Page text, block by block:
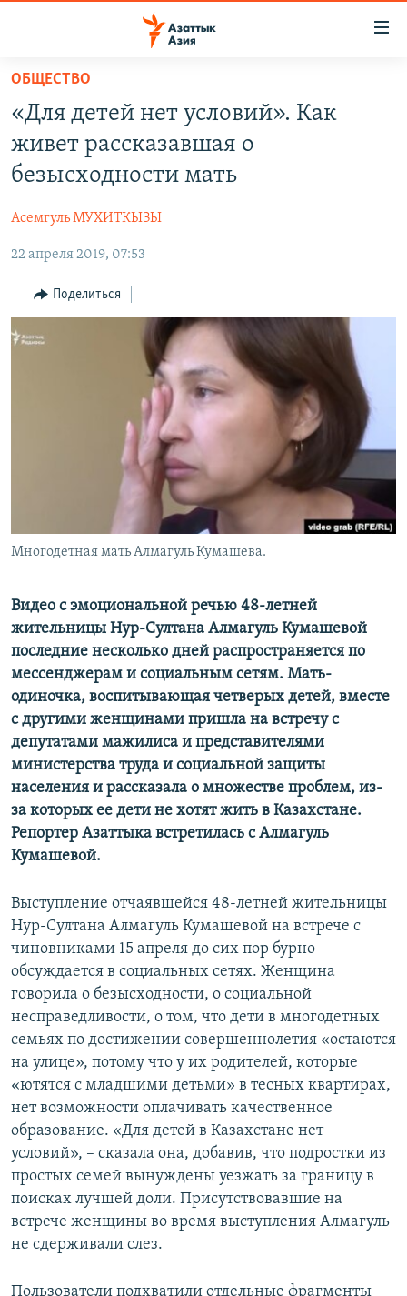
Вернуться
основному
содержанию
Вернутся
главной
навигации
Вернутся
поиску
ТАДЖИКИСТАН
НОВОСТИ
ВОЙНА В УКРАИНЕ
ҚАЗАҚША
КЫРГЫЗЧА
ЎЗБЕКЧА
Все сайты РСЕ/РС
ОБЩЕСТВО
«Для детей нет условий». Как
живет рассказавшая о
безысходности мать
Асемгуль МУХИТКЫЗЫ
22 апреля 2019, 07:53
Поделиться
Многодетная мать Алмагуль Кумашева.
Видео с эмоциональной речью 48-летней
жительницы Нур-Султана Алмагуль Кумашевой
последние несколько дней распространяется по
мессенджерам и социальным сетям. Мать-
одиночка, воспитывающая четверых детей, вместе
с другими женщинами пришла на встречу с
депутатами мажилиса и представителями
министерства труда и социальной защиты
населения и рассказала о множестве проблем, из-
за которых ее дети не хотят жить в Казахстане.
Репортер Азаттыка встретилась с Алмагуль
Кумашевой.
Выступление отчаявшейся 48-летней жительницы
Нур-Султана Алмагуль Кумашевой на встрече с
чиновниками 15 апреля до сих пор бурно
обсуждается в социальных сетях. Женщина
говорила о безысходности, о социальной
несправедливости, о том, что дети в многодетных
семьях по достижении совершеннолетия «остаются
на улице», потому что у их родителей, которые
«ютятся с младшими детьми» в тесных квартирах,
нет возможности оплачивать качественное
образование. «Для детей в Казахстане нет
условий», – сказала она, добавив, что подростки из
простых семей вынуждены уезжать за границу в
поисках лучшей доли. Присутствовавшие на
встрече женщины во время выступления Алмагуль
не сдерживали слез.
Пользователи подхватили отдельные фрагменты